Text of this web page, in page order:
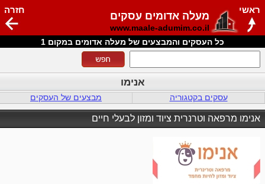
מעלה אדומים עסקים
www.maale-adumim.co.il
חזרה ראשי
כל העסקים והמבצעים של מעלה אדומים במקום 1
אנימו
עסקים בקטגוריה מבצעים של העסקים
אנימו מרפאה וטרנרית ציוד ומזון לבעלי חיים